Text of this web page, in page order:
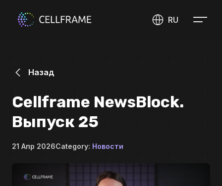
RU
Назад
Cellframe NewsBlock.
Выпуск 25
21 Апр 2026Category: Новости